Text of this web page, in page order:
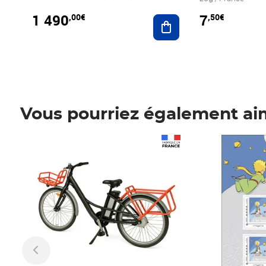
1 490,00€ Ajouter au panier
7,50€
Vous pourriez également
Prix 7,50€